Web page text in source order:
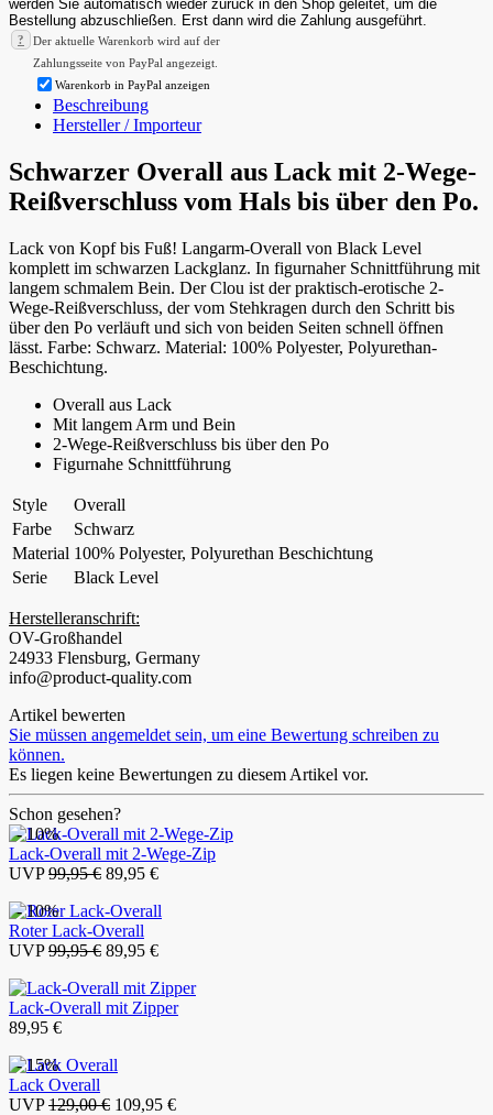
?
Der aktuelle Warenkorb wird auf der
Zahlungsseite von PayPal angezeigt.
Warenkorb in PayPal anzeigen
Beschreibung
Hersteller / Importeur
Schwarzer Overall aus Lack mit 2-Wege-
Reißverschluss vom Hals bis über den Po.
Lack von Kopf bis Fuß! Langarm-Overall von Black Level
komplett im schwarzen Lackglanz. In figurnaher Schnittführung mit
langem schmalem Bein. Der Clou ist der praktisch-erotische 2-
Wege-Reißverschluss, der vom Stehkragen durch den Schritt bis
über den Po verläuft und sich von beiden Seiten schnell öffnen
lässt. Farbe: Schwarz. Material: 100% Polyester, Polyurethan-
Beschichtung.
Overall aus Lack
Mit langem Arm und Bein
2-Wege-Reißverschluss bis über den Po
Figurnahe Schnittführung
Style
Overall
Farbe
Schwarz
Material 100% Polyester, Polyurethan Beschichtung
Serie
Black Level
Herstelleranschrift:
OV-Großhandel
24933 Flensburg, Germany
info@product-quality.com
Artikel bewerten
Sie müssen angemeldet sein, um eine Bewertung schreiben zu
können.
Es liegen keine Bewertungen zu diesem Artikel vor.
Schon gesehen?
- 10%
Lack-Overall mit 2-Wege-Zip
UVP99,95 € 89,95 €
- 10%
Roter Lack-Overall
UVP99,95 € 89,95 €
Lack-Overall mit Zipper
89,95 €
- 15%
Lack Overall
UVP129,00 € 109,95 €